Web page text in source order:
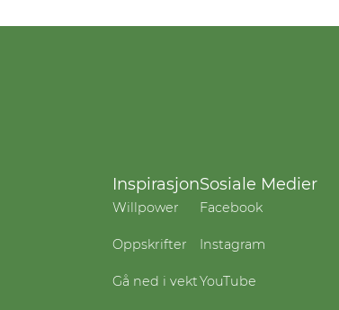
Inspirasjon
Willpower
Oppskrifter
Gå ned i vekt
Sosiale Medier
Facebook
Instagram
YouTube